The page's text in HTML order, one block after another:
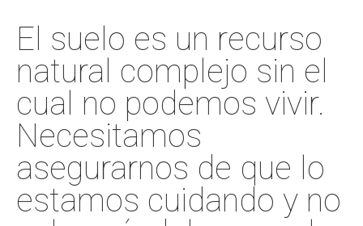
El suelo es un recurso
natural complejo sin el
cual no podemos vivir.
Necesitamos
asegurarnos de que lo
estamos cuidando y no